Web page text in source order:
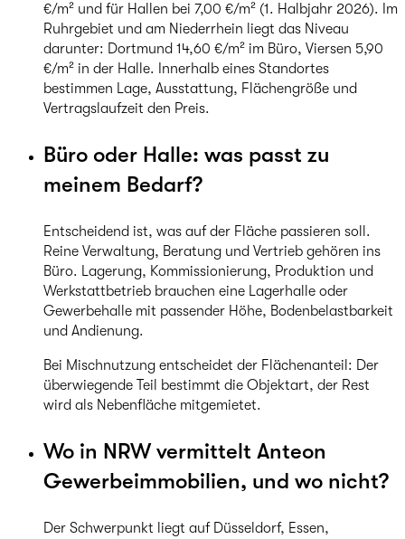
€/m² und für Hallen bei 7,00 €/m² (1. Halbjahr 2026). Im
Ruhrgebiet und am Niederrhein liegt das Niveau
darunter: Dortmund 14,60 €/m² im Büro, Viersen 5,90
€/m² in der Halle. Innerhalb eines Standortes
bestimmen Lage, Ausstattung, Flächengröße und
Vertragslaufzeit den Preis.
Büro oder Halle: was passt zu
meinem Bedarf?
Entscheidend ist, was auf der Fläche passieren soll.
Reine Verwaltung, Beratung und Vertrieb gehören ins
Büro. Lagerung, Kommissionierung, Produktion und
Werkstattbetrieb brauchen eine Lagerhalle oder
Gewerbehalle mit passender Höhe, Bodenbelastbarkeit
und Andienung.
Bei Mischnutzung entscheidet der Flächenanteil: Der
überwiegende Teil bestimmt die Objektart, der Rest
wird als Nebenfläche mitgemietet.
Wo in NRW vermittelt Anteon
Gewerbeimmobilien, und wo nicht?
Der Schwerpunkt liegt auf Düsseldorf, Essen,